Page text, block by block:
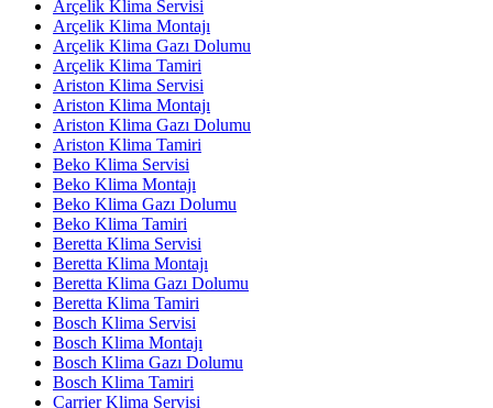
Arçelik Klima Servisi
Arçelik Klima Montajı
Arçelik Klima Gazı Dolumu
Arçelik Klima Tamiri
Ariston Klima Servisi
Ariston Klima Montajı
Ariston Klima Gazı Dolumu
Ariston Klima Tamiri
Beko Klima Servisi
Beko Klima Montajı
Beko Klima Gazı Dolumu
Beko Klima Tamiri
Beretta Klima Servisi
Beretta Klima Montajı
Beretta Klima Gazı Dolumu
Beretta Klima Tamiri
Bosch Klima Servisi
Bosch Klima Montajı
Bosch Klima Gazı Dolumu
Bosch Klima Tamiri
Carrier Klima Servisi